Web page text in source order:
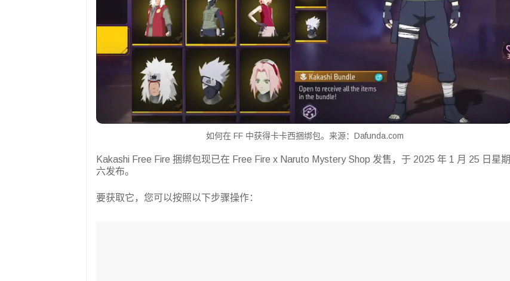
如何在 FF 中获得卡卡西捆绑包。来源：Dafunda.com
Kakashi Free Fire 捆绑包现已在 Free Fire x Naruto Mystery Shop 发售，于 2025 年 1 月 25 日星期
六发布。
要获取它，您可以按照以下步骤操作：